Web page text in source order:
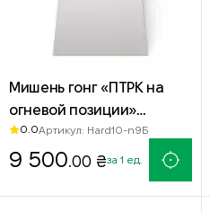
Мишень гонг «ПТРК на
огневой позиции»
850×650 мм — стальная
мишень Hardox 500 для
0.0Артикул: Hard10-n9Б
9 500 .00 ₴за 1 ед.